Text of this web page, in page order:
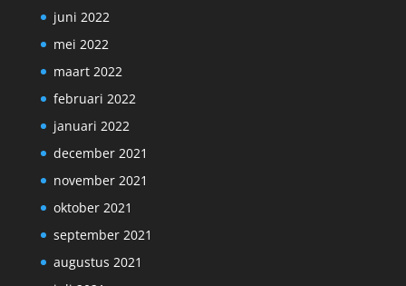
juni 2022
mei 2022
maart 2022
februari 2022
januari 2022
december 2021
november 2021
oktober 2021
september 2021
augustus 2021